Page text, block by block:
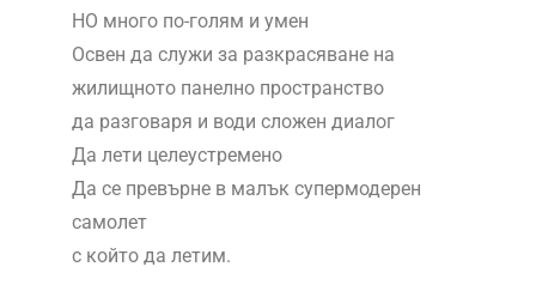
НО много по-голям и умен
Освен да служи за разкрасяване на
жилищното панелно пространство
да разговаря и води сложен диалог
Да лети целеустремено
Да се превърне в малък супермодерен
самолет
с който да летим.